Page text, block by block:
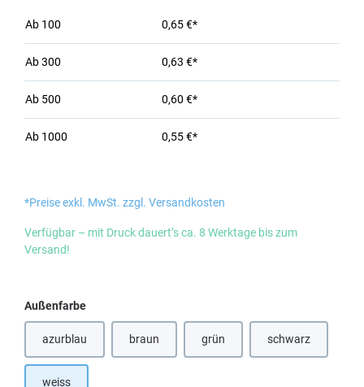
Ab 100 0,65 €*
Ab300 0,63 €*
Ab 500 0,60 €*
Ab 1000 0,55 €*
*Preise exkl. MwSt. zzgl. Versandkosten
Verfügbar – mit Druck dauert’s ca. 8 Werktage bis zum
Versand!
Außenfarbeauswählen
azurblau braun(Diese Option ist zurzeit nicht verfügbar.)
grün schwarz(Diese Option ist
weiss